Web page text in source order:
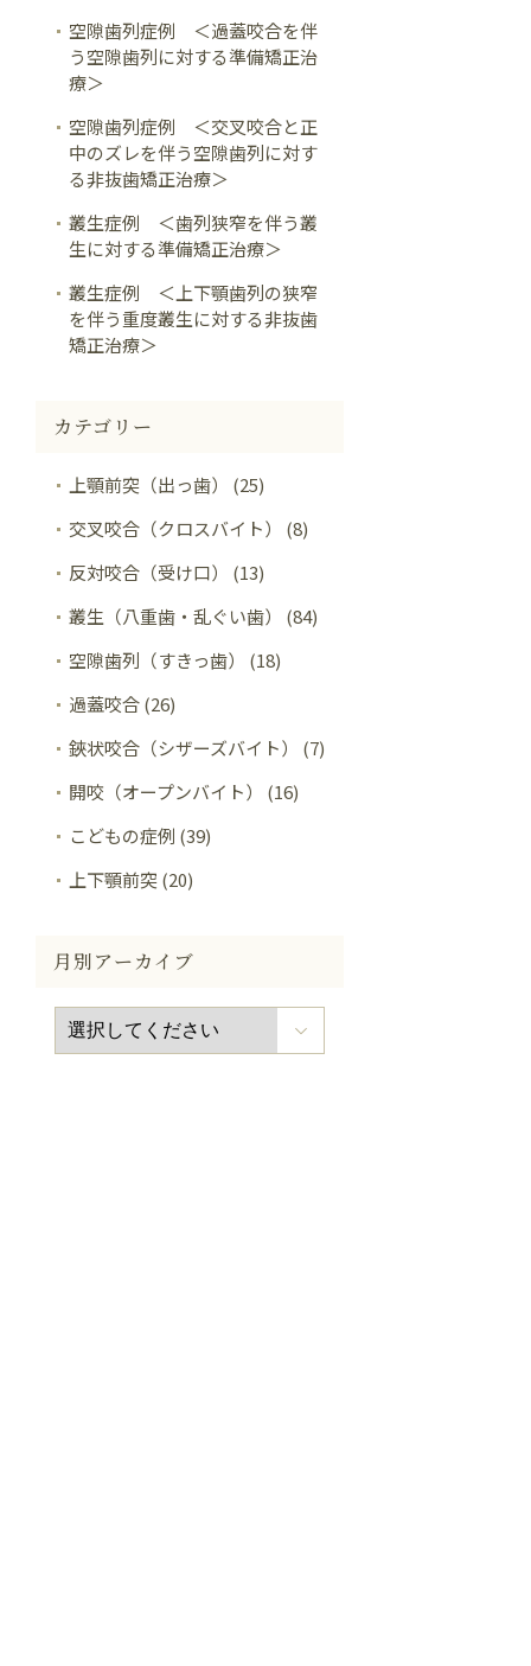
空隙歯列症例 ＜過蓋咬合を伴
う空隙歯列に対する準備矯正治
療＞
空隙歯列症例 ＜交叉咬合と正
中のズレを伴う空隙歯列に対す
る非抜歯矯正治療＞
叢生症例 ＜歯列狭窄を伴う叢
生に対する準備矯正治療＞
叢生症例 ＜上下顎歯列の狭窄
を伴う重度叢生に対する非抜歯
矯正治療＞
カテゴリー
上顎前突（出っ歯） (25)
交叉咬合（クロスバイト） (8)
反対咬合（受け口） (13)
叢生（八重歯・乱ぐい歯） (84)
空隙歯列（すきっ歯） (18)
過蓋咬合 (26)
鋏状咬合（シザーズバイト） (7)
開咬（オープンバイト） (16)
こどもの症例 (39)
上下顎前突 (20)
月別アーカイブ